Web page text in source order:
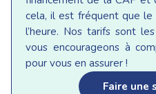
cela, il est fréquent que
l’heure. Nos tarifs sont
vous encourageons à
pour vous en assurer !
Faire une